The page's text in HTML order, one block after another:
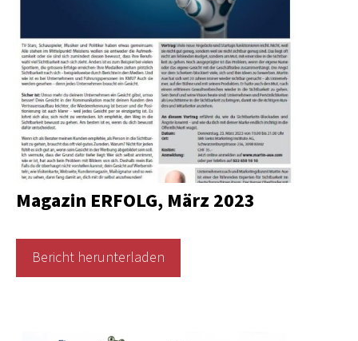
Magazin ERFOLG, März 2023
Bericht herunterladen